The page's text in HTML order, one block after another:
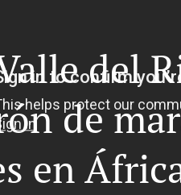
del
de
en